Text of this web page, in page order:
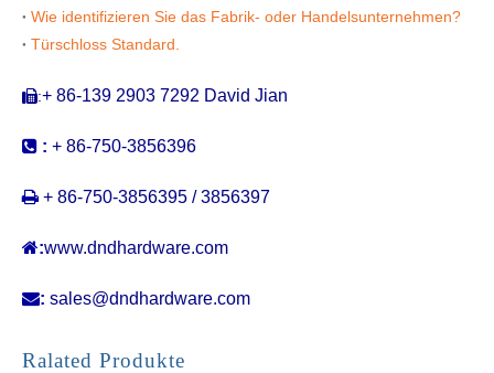
Wie identifizieren Sie das Fabrik- oder Handelsunternehmen?
Türschloss Standard.
:+ 86-139 2903 7292 David Jian
 : + 86-750-3856396
 + 86-750-3856395 / 3856397
:www.dndhardware.com
: sales@dndhardware.com
Ralated Produkte
SUS304 Moderner runder Daumen -Turn -Indikator für Badezimmertür -ddik022 Antirust Haltlable Fancy Thumb Turn -Indikator für Badetür -ddik021